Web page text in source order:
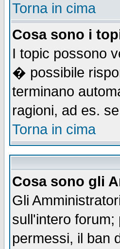
Torna in cima
Cosa sono i
I topic possono
� possibile
terminano
ragioni, ad es.
Torna in cima
Cosa sono gli
Gli
sull'intero
permessi, il ban